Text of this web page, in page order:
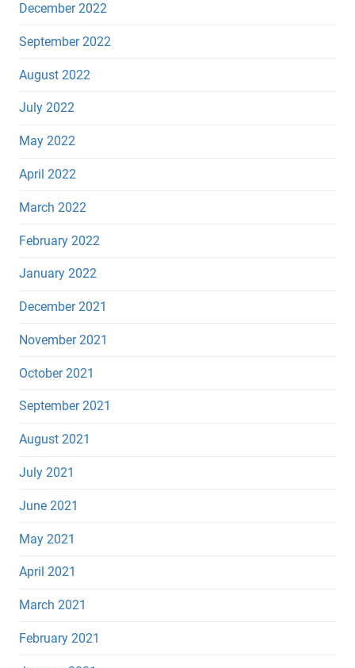
December 2022
September 2022
August 2022
July 2022
May 2022
April 2022
March 2022
February 2022
January 2022
December 2021
November 2021
October 2021
September 2021
August 2021
July 2021
June 2021
May 2021
April 2021
March 2021
February 2021